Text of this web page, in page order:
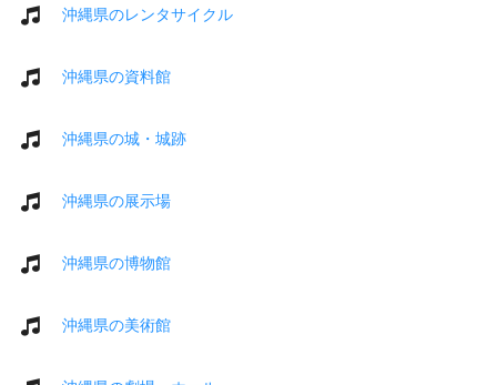
沖縄県のレンタサイクル
沖縄県の資料館
沖縄県の城・城跡
沖縄県の展示場
沖縄県の博物館
沖縄県の美術館